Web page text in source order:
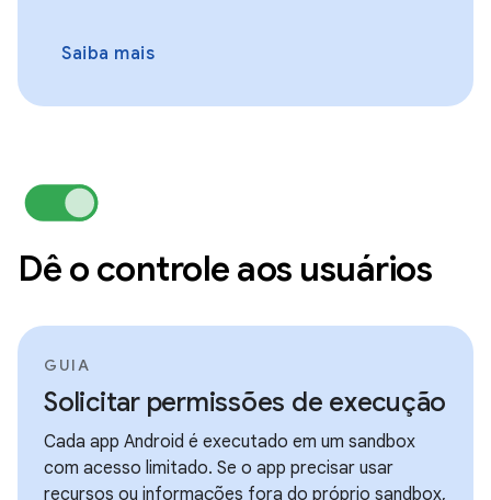
Saiba mais
Dê o controle aos usuários
GUIA
Solicitar permissões de execução
Cada app Android é executado em um sandbox
com acesso limitado. Se o app precisar usar
recursos ou informações fora do próprio sandbox,